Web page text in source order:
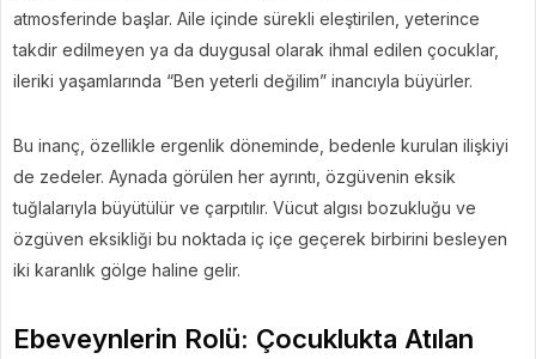
atmosferinde başlar. Aile içinde sürekli eleştirilen, yeterince
takdir edilmeyen ya da duygusal olarak ihmal edilen çocuklar,
ileriki yaşamlarında “Ben yeterli değilim” inancıyla büyürler.
Bu inanç, özellikle ergenlik döneminde, bedenle kurulan ilişkiyi
de zedeler. Aynada görülen her ayrıntı, özgüvenin eksik
tuğlalarıyla büyütülür ve çarpıtılır. Vücut algısı bozukluğu ve
özgüven eksikliği bu noktada iç içe geçerek birbirini besleyen
iki karanlık gölge haline gelir.
Ebeveynlerin Rolü: Çocuklukta Atılan